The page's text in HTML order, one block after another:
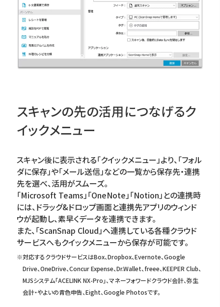
スキャンの先の活用につなげるク
イックメニュー
スキャン後に表示される「クイックメニュー」より、「フォル
ダに保存」や「メール送信」などの一覧から保存先・連携
先を選べ、活用がスムーズ。
「Microsoft Teams」「OneNote」「Notion」との連携時
には、ドラッグ&ドロップ画面と連携先アプリのウィンド
ウが起動し、素早くデータを連携できます。
また、「ScanSnap Cloud」へ連携している各種クラウド
サービスへもクイックメニューから保存が可能です。
※対応するクラウドサービスはBox、Dropbox、Evernote、Google
Drive、OneDrive、Concur Expense、Dr.Wallet、freee、KEEPER Club、
MJSシステム「ACELINK NX-Pro」、マネーフォワードクラウド会計、弥生
会計・やよいの青色申告、Eight、Google Photosです。